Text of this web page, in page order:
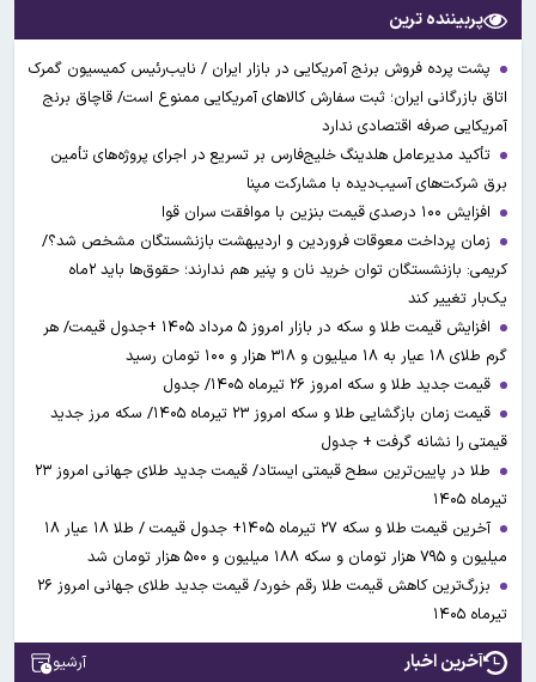
پربیننده ترین
پشت پرده فروش برنج آمریکایی در بازار ایران / نایب‌رئیس کمیسیون گمرک
اتاق بازرگانی ایران؛ ثبت سفارش کالاهای آمریکایی ممنوع است/ قاچاق برنج
آمریکایی صرفه اقتصادی ندارد
تأکید مدیرعامل هلدینگ خلیج‌فارس بر تسریع در اجرای پروژه‌های تأمین
برق شرکت‌های آسیب‌دیده با مشارکت مپنا
افزایش ۱۰۰ درصدی قیمت بنزین با موافقت سران قوا
زمان پرداخت معوقات فروردین و اردیبهشت بازنشستگان مشخص شد؟/
کریمی: بازنشستگان توان خرید نان و پنیر هم ندارند؛ حقوق‌ها باید ۲ماه
یک‌بار تغییر کند
افزایش قیمت طلا و سکه در بازار امروز ۵ مرداد ۱۴۰۵ +جدول قیمت/ هر
گرم طلای ۱۸ عیار به ۱۸ میلیون و ۳۱۸ هزار و ۱۰۰ تومان رسید
قیمت جدید طلا و سکه امروز ۲۶ تیرماه ۱۴۰۵/ جدول
قیمت زمان بازگشایی طلا و سکه امروز ۲۳ تیرماه ۱۴۰۵/ سکه مرز جدید
قیمتی را نشانه گرفت + جدول
طلا در پایین‌ترین سطح قیمتی ایستاد/ قیمت جدید طلای جهانی امروز ۲۳
تیرماه ۱۴۰۵
آخرین قیمت طلا و سکه ۲۷ تیرماه ۱۴۰۵+ جدول قیمت / طلا ۱۸ عیار ۱۸
میلیون و ۷۹۵ هزار تومان و سکه ۱۸۸ میلیون و ۵۰۰ هزار تومان شد
بزرگ‌ترین کاهش قیمت طلا رقم خورد/ قیمت جدید طلای جهانی امروز ۲۶
تیرماه ۱۴۰۵
آخرین اخبار آرشیو